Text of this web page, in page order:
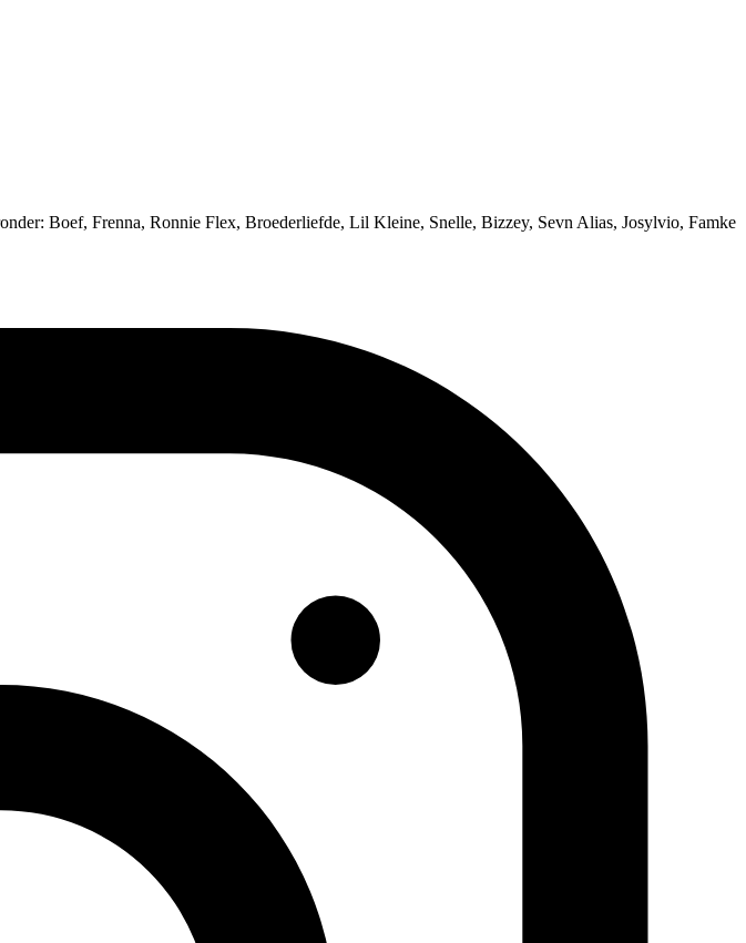
Boef, Frenna, Ronnie Flex, Broederliefde, Lil Kleine, Snelle, Bizzey, Sevn Alias, Josylvio, Famke